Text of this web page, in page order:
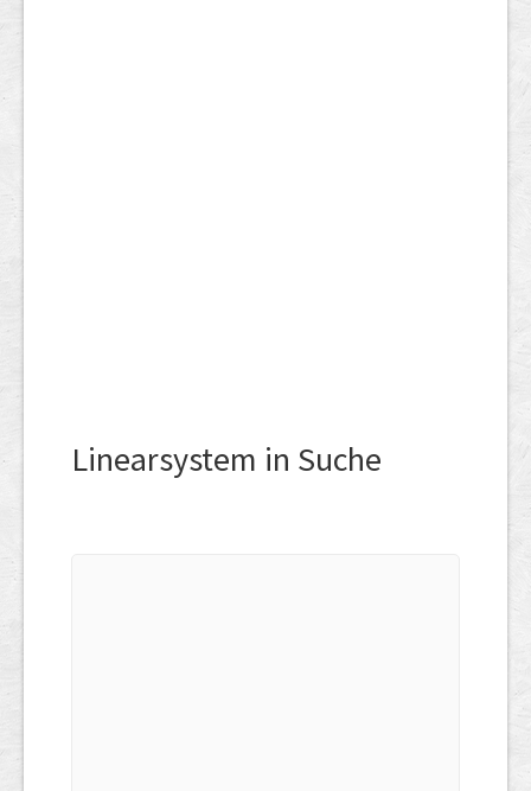
Linearsystem in Suche